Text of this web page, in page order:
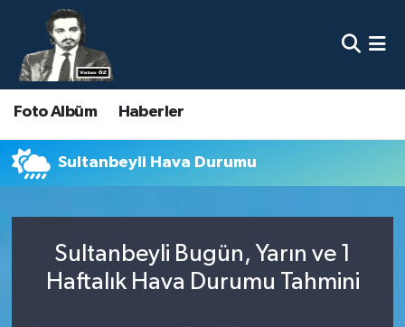
Foto Albüm Haberler
Sultanbeyli Hava Durumu
Sultanbeyli Bugün, Yarın ve 1
Haftalık Hava Durumu Tahmini
Nöbetçi Eczaneler
Hava Durumu
Namaz Vakitleri
Süper Lig Puan Durumu ve Fikstür